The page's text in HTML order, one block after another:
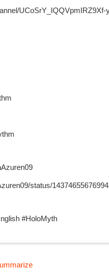
UCoSrY_IQQVpmIRZ9Xf-
status/
#HoloMyth